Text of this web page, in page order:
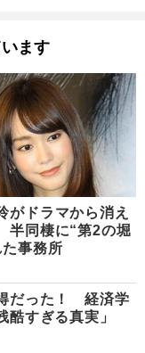
ます
がドラマから消え
同棲に“第2の堀
事務所
だった！ 経済学
酷すぎる真実」